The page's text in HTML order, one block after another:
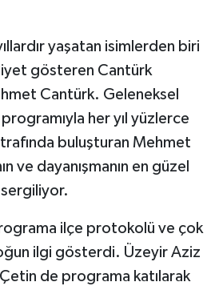
yaşatan isimlerden biri
gösteren Cantürk
Cantürk. Geleneksel
her yıl yüzlerce
buluşturan Mehmet
ve dayanışmanın en güzel
ilçe protokolü ve çok
ilgi gösterdi. Üzeyir Aziz
de programa katılarak